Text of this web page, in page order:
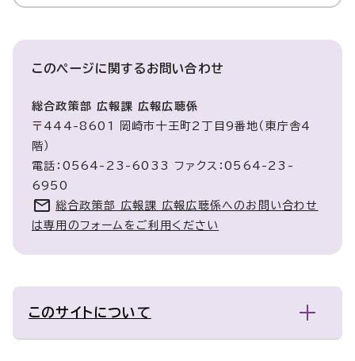
このページに関するお問い合わせ
総合政策部 広報課 広報広聴係
〒444-8601 岡崎市十王町2丁目9番地（東庁舎4
階）
電話：0564-23-6033 ファクス：0564-23-
6950
総合政策部 広報課 広報広聴係へのお問い合わせ
は専用のフォームをご利用ください
このサイトについて